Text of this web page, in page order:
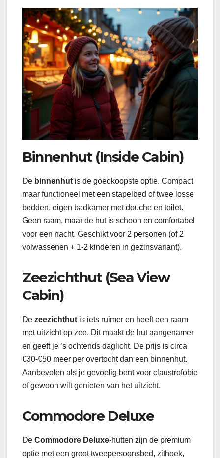
Binnenhut (Inside Cabin)
De binnenhut is de goedkoopste optie. Compact
maar functioneel met een stapelbed of twee losse
bedden, eigen badkamer met douche en toilet.
Geen raam, maar de hut is schoon en comfortabel
voor een nacht. Geschikt voor 2 personen (of 2
volwassenen + 1-2 kinderen in gezinsvariant).
Zeezichthut (Sea View
Cabin)
De zeezichthut is iets ruimer en heeft een raam
met uitzicht op zee. Dit maakt de hut aangenamer
en geeft je ’s ochtends daglicht. De prijs is circa
€30-€50 meer per overtocht dan een binnenhut.
Aanbevolen als je gevoelig bent voor claustrofobie
of gewoon wilt genieten van het uitzicht.
Commodore Deluxe
De Commodore Deluxe-hutten zijn de premium
optie met een groot tweepersoonsbed, zithoek,